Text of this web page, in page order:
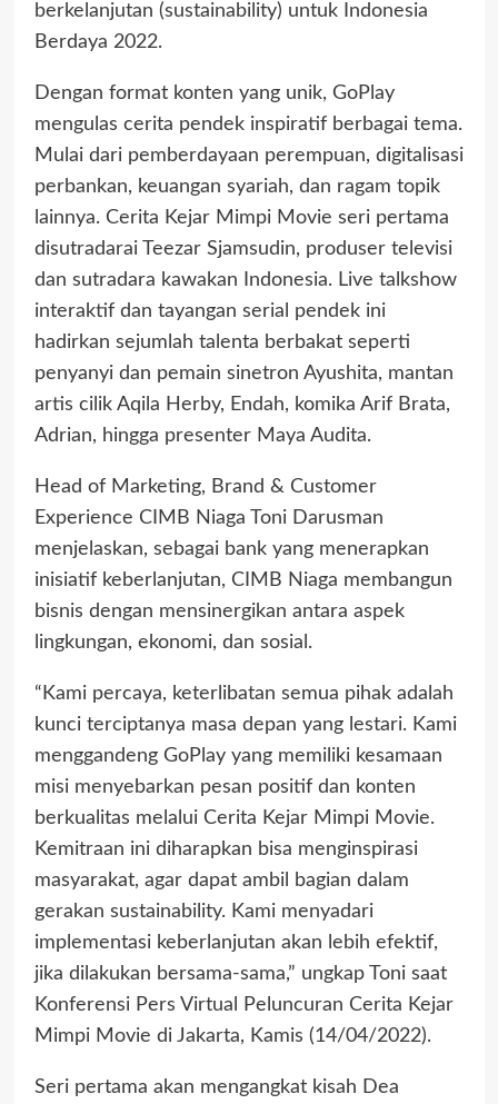
berkelanjutan (sustainability) untuk Indonesia
Berdaya 2022.
Dengan format konten yang unik, GoPlay
mengulas cerita pendek inspiratif berbagai tema.
Mulai dari pemberdayaan perempuan, digitalisasi
perbankan, keuangan syariah, dan ragam topik
lainnya. Cerita Kejar Mimpi Movie seri pertama
disutradarai Teezar Sjamsudin, produser televisi
dan sutradara kawakan Indonesia. Live talkshow
interaktif dan tayangan serial pendek ini
hadirkan sejumlah talenta berbakat seperti
penyanyi dan pemain sinetron Ayushita, mantan
artis cilik Aqila Herby, Endah, komika Arif Brata,
Adrian, hingga presenter Maya Audita.
Head of Marketing, Brand & Customer
Experience CIMB Niaga Toni Darusman
menjelaskan, sebagai bank yang menerapkan
inisiatif keberlanjutan, CIMB Niaga membangun
bisnis dengan mensinergikan antara aspek
lingkungan, ekonomi, dan sosial.
“Kami percaya, keterlibatan semua pihak adalah
kunci terciptanya masa depan yang lestari. Kami
menggandeng GoPlay yang memiliki kesamaan
misi menyebarkan pesan positif dan konten
berkualitas melalui Cerita Kejar Mimpi Movie.
Kemitraan ini diharapkan bisa menginspirasi
masyarakat, agar dapat ambil bagian dalam
gerakan sustainability. Kami menyadari
implementasi keberlanjutan akan lebih efektif,
jika dilakukan bersama-sama,” ungkap Toni saat
Konferensi Pers Virtual Peluncuran Cerita Kejar
Mimpi Movie di Jakarta, Kamis (14/04/2022).
Seri pertama akan mengangkat kisah Dea